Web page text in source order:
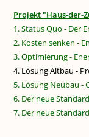
Projekt "Haus-der-
1. Status Quo - Der
2. Kosten senken -
3. Optimierung -
4. Lösung Altbau -
5. Lösung Neubau -
6. Der neue
7. Der neue